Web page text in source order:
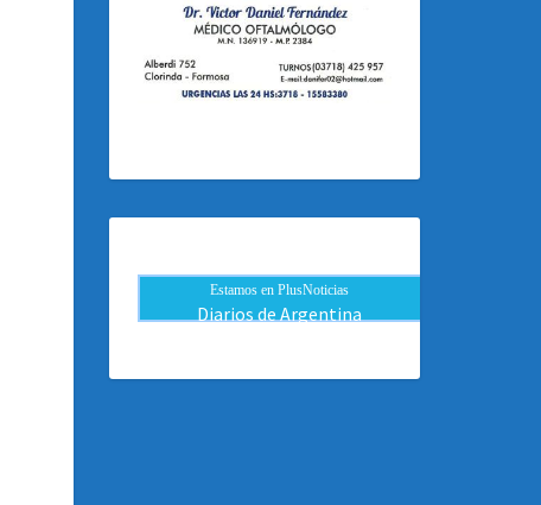
Estamos en PlusNoticias
Diarios de Argentina